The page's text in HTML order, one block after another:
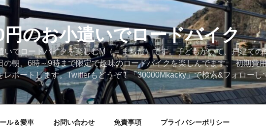
円のお小遣いでロードバイク
いでロードバイクを楽しむM（＝まちだ）です。子どもがいて、戸建て
の朝、6時～9時まで限定で趣味のロードバイクを楽しんでます。 初期費
レポートします。Twitterもどうぞ！「30000Mkacky」で検索&フォローし
ル＆愛車 お問い合わせ 免責事項 プライバシーポリシー